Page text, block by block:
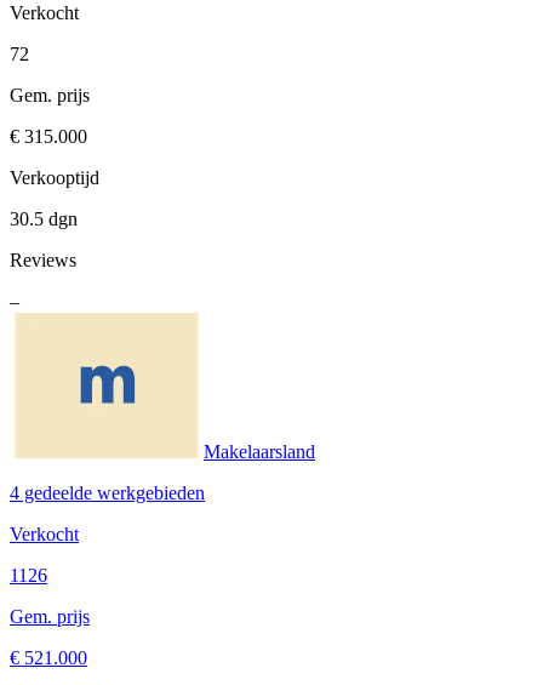
Verkocht
72
Gem. prijs
€ 315.000
Verkooptijd
30.5 dgn
Reviews
–
Makelaarsland
4 gedeelde werkgebieden
Verkocht
1126
Gem. prijs
€ 521.000